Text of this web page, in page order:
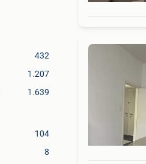
432
1.207
1.639
104
8